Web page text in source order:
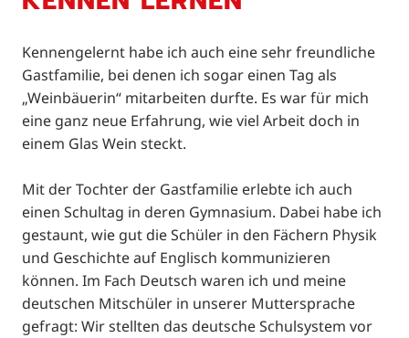
Kennengelernt habe ich auch eine sehr freundliche
Gastfamilie, bei denen ich sogar einen Tag als
„Weinbäuerin“ mitarbeiten durfte. Es war für mich
eine ganz neue Erfahrung, wie viel Arbeit doch in
einem Glas Wein steckt.
Mit der Tochter der Gastfamilie erlebte ich auch
einen Schultag in deren Gymnasium. Dabei habe ich
gestaunt, wie gut die Schüler in den Fächern Physik
und Geschichte auf Englisch kommunizieren
können. Im Fach Deutsch waren ich und meine
deutschen Mitschüler in unserer Muttersprache
gefragt: Wir stellten das deutsche Schulsystem vor